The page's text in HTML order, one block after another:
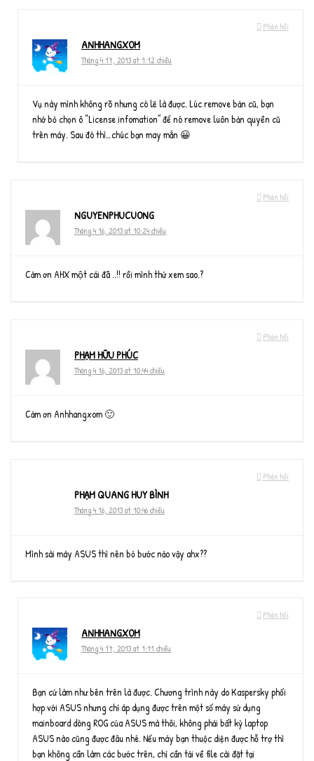
Phản hồi
ANHHANGXOM
Tháng 4 17, 2013 at 1:12 chiều
Vụ này mình không rõ nhưng có lẽ là được. Lúc remove bản cũ, bạn
nhớ bỏ chọn ô “License infomation” để nó remove luôn bản quyền cũ
trên máy. Sau đó thì…chúc bạn may mắn 😀
Phản hồi
NGUYENPHUCUONG
Tháng 4 16, 2013 at 10:24 chiều
Cảm ơn AHX một cái đã ..!! rồi mình thử xem sao.?
Phản hồi
PHẠM HỮU PHÚC
Tháng 4 16, 2013 at 10:44 chiều
Cảm ơn Anhhangxom 🙂
Phản hồi
PHẠM QUANG HUY BÌNH
Tháng 4 16, 2013 at 10:46 chiều
Mình sài máy ASUS thì nên bỏ bước nảo vậy ahx??
Phản hồi
ANHHANGXOM
Tháng 4 17, 2013 at 1:11 chiều
Bạn cứ làm như bên trên là được. Chương trình này do Kaspersky phối
hợp với ASUS nhưng chỉ áp dụng được trên một số máy sử dụng
mainboard dòng ROG của ASUS mà thôi, không phải bất kỳ laptop
ASUS nào cũng được đâu nhé. Nếu máy bạn thuộc diện được hỗ trợ thì
bạn không cần làm các bước trên, chỉ cần tải về file cài đặt tại